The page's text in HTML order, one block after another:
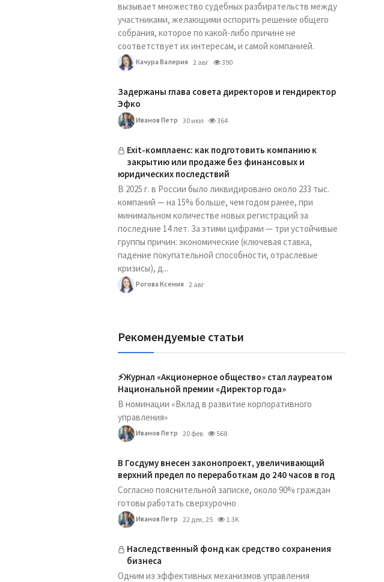
вызывает множество судебных разбирательств между
участниками, желающими оспорить решение общего
собрания, которое по какой-либо причине не
соответствует их интересам, и самой компанией.
Качура Валерия 2 авг 390
Задержаны глава совета директоров и гендиректор
Эфко
Иванов Петр 30 июл 364
Exit-комплаенс: как подготовить компанию к
закрытию или продаже без финансовых и
юридических последствий
В 2025 г. в России было ликвидировано около 233 тыс.
компаний — на 15% больше, чем годом ранее, при
минимальном количестве новых регистраций за
последние 14 лет. За этими цифрами — три устойчивые
группы причин: экономические (ключевая ставка,
падение покупательной способности, отраслевые
кризисы), д...
Рогова Ксения 2 авг
Рекомендуемые статьи
⚡️Журнал «Акционерное общество» стал лауреатом
Национальной премии «Директор года»
В номинации «Вклад в развитие корпоративного
управления»
Иванов Петр 20 фев 568
В Госдуму внесен законопроект, увеличивающий
верхний предел по переработкам до 240 часов в год
Согласно пояснительной записке, около 90% граждан
готовы работать сверхурочно
Иванов Петр 22 дек, 25 1.3K
Наследственный фонд как средство сохранения
бизнеса
Одним из эффективных механизмов управления